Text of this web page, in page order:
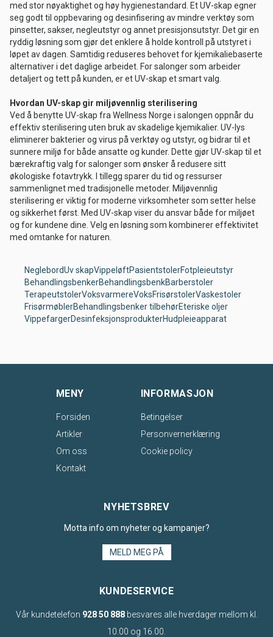
med stor nøyaktighet og høy hygienestandard. Et UV-skap egner
seg godt til oppbevaring og desinfisering av mindre verktøy som
pinsetter, sakser, negleutstyr og annet presisjonsutstyr. Det gir en
ryddig løsning som gjør det enklere å holde kontroll på utstyret i
løpet av dagen. Samtidig reduseres behovet for kjemikaliebaserte
alternativer i det daglige arbeidet. For salonger som arbeider
detaljert og tett på kunden, er et UV-skap et smart valg.
Hvordan UV-skap gir miljøvennlig sterilisering
Ved å benytte UV-skap fra Wellness Norge i salongen oppnår du
effektiv sterilisering uten bruk av skadelige kjemikalier. UV-lys
eliminerer bakterier og virus på verktøy og utstyr, og bidrar til et
sunnere miljø for både ansatte og kunder. Dette gjør UV-skap til et
bærekraftig valg for salonger som ønsker å redusere sitt
økologiske fotavtrykk. I tillegg sparer du tid og ressurser
sammenlignet med tradisjonelle metoder. Miljøvennlig
sterilisering er viktig for moderne virksomheter som setter helse
og sikkerhet først. Med UV-skap viser du ansvar både for miljøet
og for kundene dine. Velg en løsning som kombinerer effektivitet
med omtanke for naturen.
NeglebordUv skapVippeløftPasientstolerFotpleieutstyr
BehandlingsbenkerBehandlingsbenkBarberstoler
TerapeutstolerVoksvarmereVoksFrisørstolerVaskestoler
FrisørmøblerBehandlingsbenker tilbehørEteriske oljer
VippefargerDesinfeksjonsprodukterHudpleieapparat
MENY
Forsiden
Artikler
Om oss
Kontakt
INFORMASJON
Betingelser
Personvernerklæring
Cookie policy
NYHETSBREV
Motta info om nyheter og kampanjer?
MELD MEG PÅ
KUNDESERVICE
Vår kundetelefon 928 50 888besvares alle hverdager mellom kl.
10.00 og 16.00.